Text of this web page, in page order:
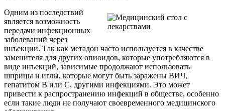
Одним из последствий
является возможность
передачи инфекционных
заболеваний через
инъекции. Так как метадон часто используется в качестве
заменителя для других опиоидов, которые употребляются в
виде инъекций, зависимые продолжают использовать
шприцы и иглы, которые могут быть заражены ВИЧ,
гепатитом B или C, другими инфекциями. Это может
привести к распространению инфекций в обществе, особенно
если такие люди не получают своевременного медицинского